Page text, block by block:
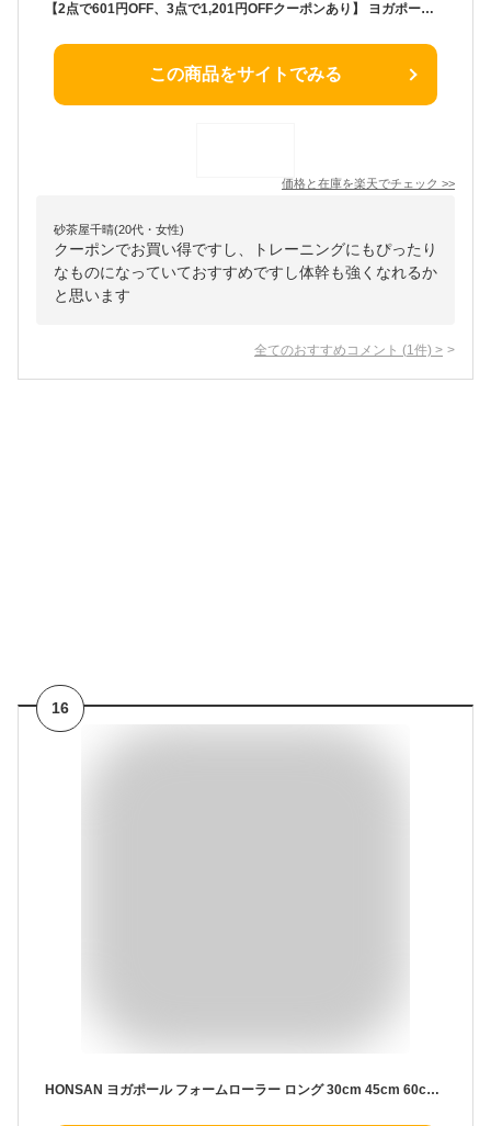
【2点で601円OFF、3点で1,201円OFFクーポンあり】 ヨガポール ショート 器具 ストレッチローラー ヨガローラー 突起 全身 マッサージ ローラー 黒 筋肉 ほぐし ローラー ショートポール おうち時間 トレーニング 器具 自宅 運動 腰痛 ダイエット 体幹 コンパクト 手軽 セルフ
この商品をサイトでみる
価格と在庫を楽天でチェック >>
砂茶屋千晴(20代・女性)
クーポンでお買い得ですし、トレーニングにもぴったり
なものになっていておすすめですし体幹も強くなれるか
と思います
全てのおすすめコメント (1 件) >
16
HONSAN ヨガポール フォームローラー ロング 30cm 45cm 60cm 90cm 筋膜リリース ミニ ストレッチローラー マッサージ トレーニング ストレッチ ローラー ハーフ 肩こり 腰痛 (45cm, ピンク)